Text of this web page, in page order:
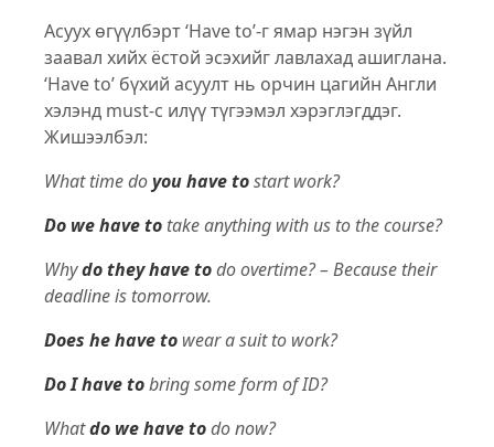
Асуух өгүүлбэрт ‘Have to’-г ямар нэгэн зүйл
заавал хийх ёстой эсэхийг лавлахад ашиглана.
‘Have to’ бүхий асуулт нь орчин цагийн Англи
хэлэнд must-с илүү түгээмэл хэрэглэгддэг.
Жишээлбэл:
What time doyou have tostart work?
Do we have to take anything with us to the course?
Whydothey have todo overtime? – Because their
deadline is tomorrow.
Does he have to wear a suit to work?
Do I have tobring some form of ID?
Whatdo we have todo now?